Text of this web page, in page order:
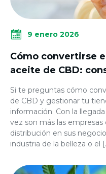
9 enero 2026
Cómo convertirse
aceite de CBD:
Si te preguntas cómo
de CBD y gestionar tu
información. Con la
vez son más las
distribución en sus
industria de la belleza o el